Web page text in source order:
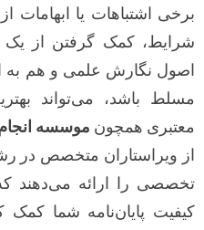
برخی اشتباهات یا ابهامات
شرایط، کمک گرفتن از یک
اصول نگارش علمی و هم به
مسلط باشد، می‌تواند
معتبری همچون موسسه انجام
از ویراستاران متخصص در
تخصصی را ارائه می‌دهند
کیفیت پایان‌نامه شما کمک